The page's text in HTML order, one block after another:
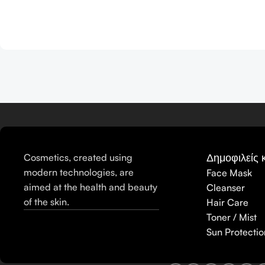
Cosmetics, created using
modern technologies, are
aimed at the health and beauty
of the skin.
Δημοφιλείς
Face Mask
Cleanser
Hair Care
Toner / Mist
Sun